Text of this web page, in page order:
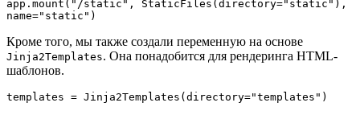
app.mount("/static", StaticFiles(directory="static"),
name="static")
Кроме того, мы также создали переменную на основе
Jinja2Templates. Она понадобится для рендеринга HTML-
шаблонов.
templates = Jinja2Templates(directory="templates")